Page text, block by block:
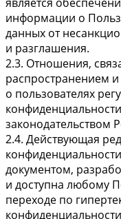
информации о
данных от
и разглашения.
2.3. Отношения,
распространением
о пользователях
законодательством
2.4. Действующая
документом,
и доступна любому
переходе по